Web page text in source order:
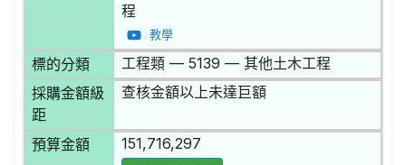
程
教學
標的分類 工程類 — 5139 — 其他土木工程
採購金額級
距
查核金額以上未達巨額
預算金額 151,716,297